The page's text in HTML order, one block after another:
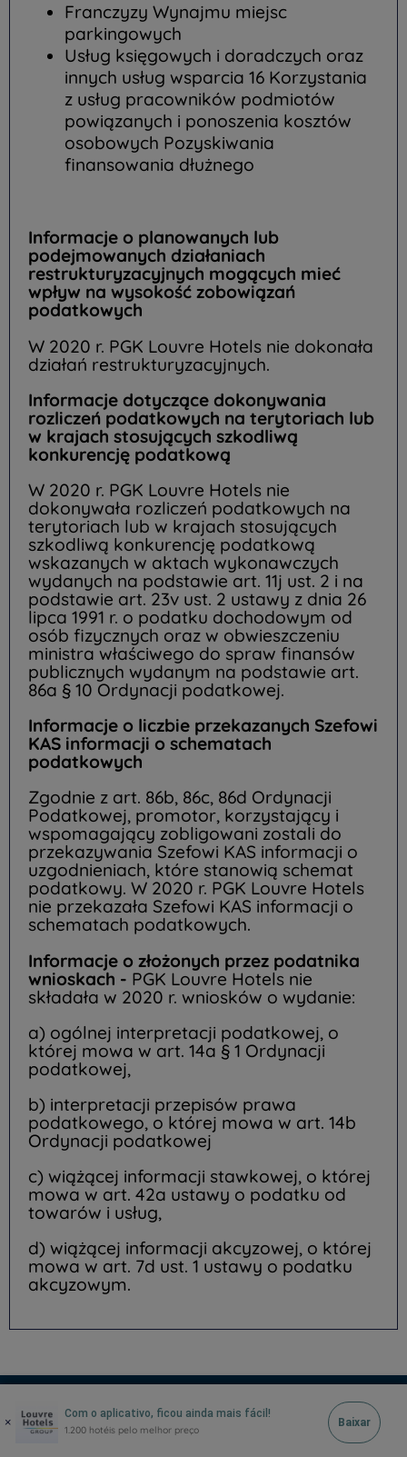
Franczyzy Wynajmu miejsc
parkingowych
Usług księgowych i doradczych oraz
innych usług wsparcia 16 Korzystania
z usług pracowników podmiotów
powiązanych i ponoszenia kosztów
osobowych Pozyskiwania
finansowania dłużnego
Informacje o planowanych lub
podejmowanych działaniach
restrukturyzacyjnych mogących mieć
wpływ na wysokość zobowiązań
podatkowych
W 2020 r. PGK Louvre Hotels nie dokonała
działań restrukturyzacyjnych.
Informacje dotyczące dokonywania
rozliczeń podatkowych na terytoriach lub
w krajach stosujących szkodliwą
konkurencję podatkową
W 2020 r. PGK Louvre Hotels nie
dokonywała rozliczeń podatkowych na
terytoriach lub w krajach stosujących
szkodliwą konkurencję podatkową
wskazanych w aktach wykonawczych
wydanych na podstawie art. 11j ust. 2 i na
podstawie art. 23v ust. 2 ustawy z dnia 26
lipca 1991 r. o podatku dochodowym od
osób fizycznych oraz w obwieszczeniu
ministra właściwego do spraw finansów
publicznych wydanym na podstawie art.
86a § 10 Ordynacji podatkowej.
Informacje o liczbie przekazanych Szefowi
KAS informacji o schematach
podatkowych
Zgodnie z art. 86b, 86c, 86d Ordynacji
Podatkowej, promotor, korzystający i
wspomagający zobligowani zostali do
przekazywania Szefowi KAS informacji o
uzgodnieniach, które stanowią schemat
podatkowy. W 2020 r. PGK Louvre Hotels
nie przekazała Szefowi KAS informacji o
schematach podatkowych.
Informacje o złożonych przez podatnika
wnioskach - PGK Louvre Hotels nie
składała w 2020 r. wniosków o wydanie:
a) ogólnej interpretacji podatkowej, o
której mowa w art. 14a § 1 Ordynacji
podatkowej,
b) interpretacji przepisów prawa
podatkowego, o której mowa w art. 14b
Ordynacji podatkowej
c) wiążącej informacji stawkowej, o której
mowa w art. 42a ustawy o podatku od
towarów i usług,
d) wiążącej informacji akcyzowej, o której
mowa w art. 7d ust. 1 ustawy o podatku
akcyzowym.
RESERVATION CENTRE
× Com o aplicativo, ficou ainda mais fácil!
1.200 hotéis pelo melhor preço
Baixar